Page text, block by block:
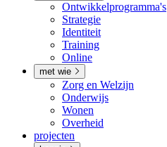
Ontwikkel­­programma's
Strategie
Identiteit
Training
Online
met wie
Zorg en Welzijn
Onderwijs
Wonen
Overheid
projecten